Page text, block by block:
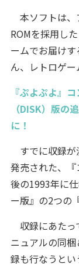
本ソフトは、
ROMを採用し
ームでお届け
ん、レトロゲー
『ぷよぷよ』
（DISK）版の
に！
すでに収録が
発売された、
後の1993年に
ー版』の2つの
収録にあたっ
ニュアルの同
録も行なうとい